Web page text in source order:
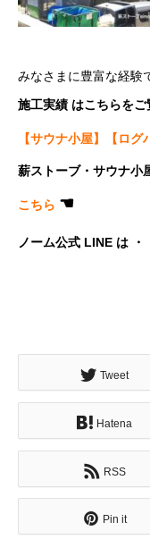
みなさまに豊富な経験
施工実績 はこちらをご
【サウナ小屋】 【ログ
薪ストーブ・サウナ小
こちら ☚
ノーム公式 LINE は ・
Tweet
Hatena
RSS
Pin it